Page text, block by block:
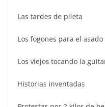
Las tardes de pileta
Los fogones para el asado
Los viejos tocando la
Historias inventadas